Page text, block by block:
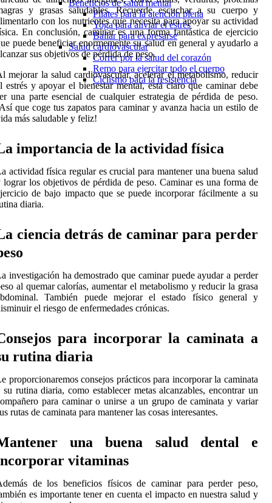
Beneficios de salud mental
Pilates para la atención plena
Yoga para aliviar el estrés
Bailar para expresarse
Salud cardiovascular
Correr por la salud del corazón
Remo para ejercitar todo el cuerpo
Ciclismo para la resistencia
y grasas saludables. Recuerde escuchar a su cuerpo y
con los nutrientes que necesita para apoyar su actividad
En conclusión, caminar es una forma fantástica de ejercicio
puede beneficiar enormemente su salud en general y ayudarlo a
sus objetivos de pérdida de peso.
mejorar la salud cardiovascular, acelerar el metabolismo, reducir
estrés y apoyar el bienestar mental, está claro que caminar debe
una parte esencial de cualquier estrategia de pérdida de peso.
que coge tus zapatos para caminar y avanza hacia un estilo de
más saludable y feliz!
importancia de la actividad física
actividad física regular es crucial para mantener una buena salud
lograr los objetivos de pérdida de peso. Caminar es una forma de
de bajo impacto que se puede incorporar fácilmente a su
diaria.
ciencia detrás de caminar para perder
investigación ha demostrado que caminar puede ayudar a perder
al quemar calorías, aumentar el metabolismo y reducir la grasa
También puede mejorar el estado físico general y
el riesgo de enfermedades crónicas.
para incorporar la caminata a
rutina diaria
proporcionaremos consejos prácticos para incorporar la caminata
su rutina diaria, como establecer metas alcanzables, encontrar un
para caminar o unirse a un grupo de caminata y variar
rutas de caminata para mantener las cosas interesantes.
una buena salud dental e
vitaminas
de los beneficios físicos de caminar para perder peso,
es importante tener en cuenta el impacto en nuestra salud y